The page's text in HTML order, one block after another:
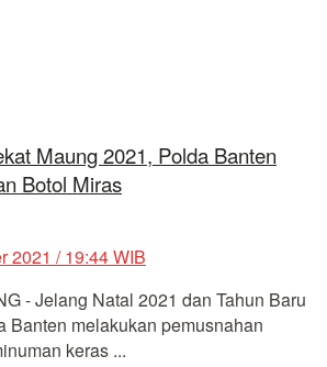
Maung 2021, Polda Banten
Botol Miras
2021 / 19:44 WIB
- Jelang Natal 2021 dan Tahun Baru
Banten melakukan pemusnahan
keras ...